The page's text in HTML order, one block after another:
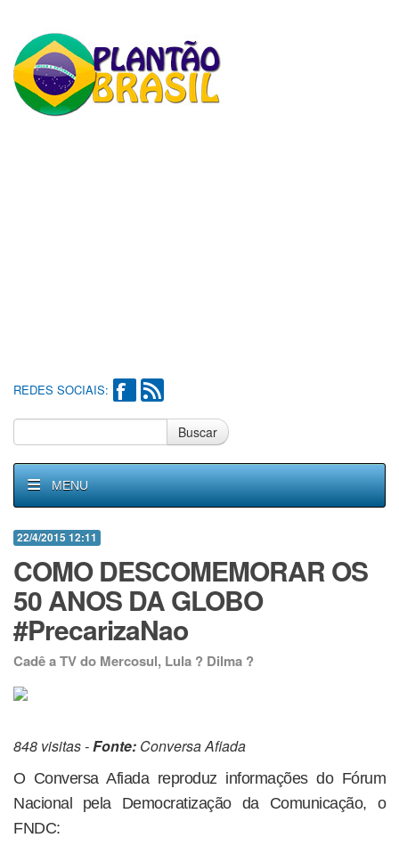
REDES SOCIAIS:
Buscar
MENU
22/4/2015 12:11
COMO DESCOMEMORAR OS
50 ANOS DA GLOBO
#PrecarizaNao
Cadê a TV do Mercosul, Lula ? Dilma ?
848 visitas -Fonte: Conversa Afiada
O Conversa Afiada reproduz informações do Fórum
Nacional pela Democratização da Comunicação, o
FNDC: